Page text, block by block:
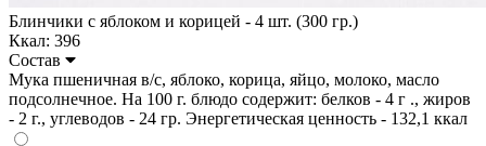
Блинчики с яблоком и корицей - 4 шт. (300 гр.)
Ккал: 396
Состав
Мука пшеничная в/с, яблоко, корица, яйцо, молоко, масло
подсолнечное. На 100 г. блюдо содержит: белков - 4 г ., жиров
- 2 г., углеводов - 24 гр. Энергетическая ценность - 132,1 ккал